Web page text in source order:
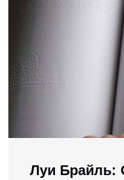
Луи Брайль: